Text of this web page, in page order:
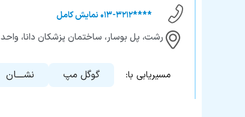
****۰۱۳-۳۲۱۲ نمایش کامل
رشت، پل بوسار، ساختمان پزشکان دانا، واحد ۹۲
مسیریابی با: گوگل مپ نشــــان